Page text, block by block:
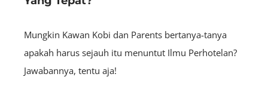
Mungkin Kawan Kobi dan Parents bertanya-tanya
apakah harus sejauh itu menuntut Ilmu Perhotelan?
Jawabannya, tentu aja!